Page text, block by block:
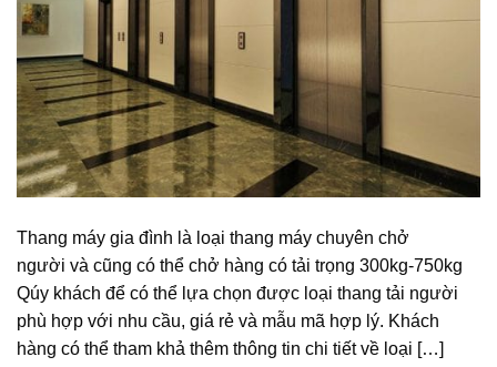
Thang máy gia đình là loại thang máy chuyên chở
người và cũng có thể chở hàng có tải trọng 300kg-750kg
Qúy khách để có thể lựa chọn được loại thang tải người
phù hợp với nhu cầu, giá rẻ và mẫu mã hợp lý. Khách
hàng có thể tham khả thêm thông tin chi tiết về loại […]